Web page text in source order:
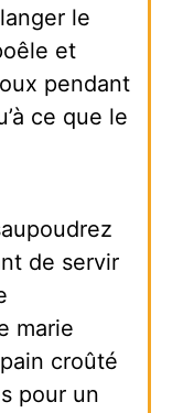
le
et
pendant
ce que le
de servir
marie
croûté
pour un